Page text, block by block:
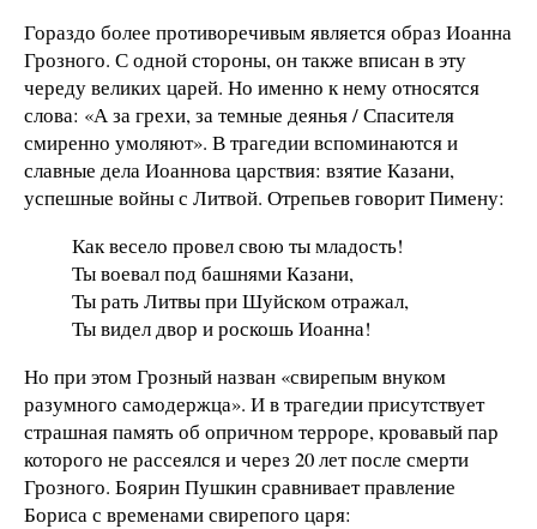
Гораздо более противоречивым является образ Иоанна
Грозного. С одной стороны, он также вписан в эту
череду великих царей. Но именно к нему относятся
слова: «А за грехи, за темные деянья / Спасителя
смиренно умоляют». В трагедии вспоминаются и
славные дела Иоаннова царствия: взятие Казани,
успешные войны с Литвой. Отрепьев говорит Пимену:
Как весело провел свою ты младость!
Ты воевал под башнями Казани,
Ты рать Литвы при Шуйском отражал,
Ты видел двор и роскошь Иоанна!
Но при этом Грозный назван «свирепым внуком
разумного самодержца». И в трагедии присутствует
страшная память об опричном терроре, кровавый пар
которого не рассеялся и через 20 лет после смерти
Грозного. Боярин Пушкин сравнивает правление
Бориса с временами свирепого царя: